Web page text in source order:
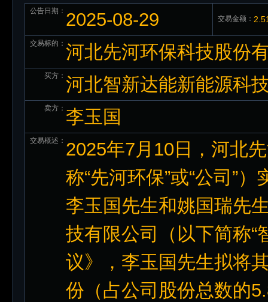
公告日期： 2025-08-29 交易金额：
交易标的： 河北先河环保科技股份
买方： 河北智新达能新能源科
卖方： 李玉国
交易概述： 2025年7月10日，河北
称“先河环保”或“公司”
李玉国先生和姚国瑞先
技有限公司（以下简称“
议》，李玉国先生拟将
份（占公司股份总数的